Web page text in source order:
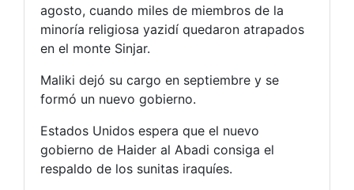
agosto, cuando miles de miembros de la
minoría religiosa yazidí quedaron atrapados
en el monte Sinjar.
Maliki dejó su cargo en septiembre y se
formó un nuevo gobierno.
Estados Unidos espera que el nuevo
gobierno de Haider al Abadi consiga el
respaldo de los sunitas iraquíes.